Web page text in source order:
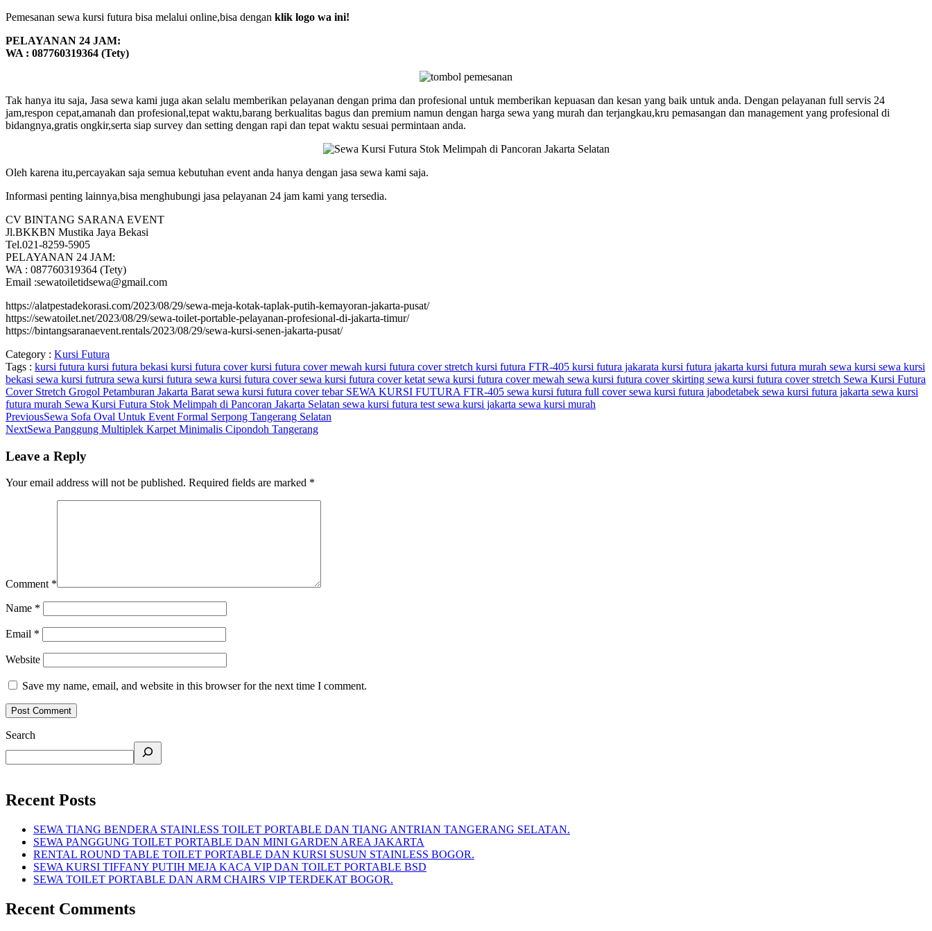
Pemesanan sewa kursi futura bisa melalui online,bisa dengan klik logo wa ini!
PELAYANAN 24 JAM:
WA : 087760319364 (Tety)
Tak hanya itu saja, Jasa sewa kami juga akan selalu memberikan pelayanan dengan prima dan profesional untuk memberikan kepuasan dan kesan yang baik untuk anda. Dengan pelayanan full servis 24
jam,respon cepat,amanah dan profesional,tepat waktu,barang berkualitas bagus dan premium namun dengan harga sewa yang murah dan terjangkau,kru pemasangan dan management yang profesional di
bidangnya,gratis ongkir,serta siap survey dan setting dengan rapi dan tepat waktu sesuai permintaan anda.
Oleh karena itu,percayakan saja semua kebutuhan event anda hanya dengan jasa sewa kami saja.
Informasi penting lainnya,bisa menghubungi jasa pelayanan 24 jam kami yang tersedia.
CV BINTANG SARANA EVENT
Jl.BKKBN Mustika Jaya Bekasi
Tel.021-8259-5905
PELAYANAN 24 JAM:
WA : 087760319364 (Tety)
Email :sewatoiletidsewa@gmail.com
https://alatpestadekorasi.com/2023/08/29/sewa-meja-kotak-taplak-putih-kemayoran-jakarta-pusat/
https://sewatoilet.net/2023/08/29/sewa-toilet-portable-pelayanan-profesional-di-jakarta-timur/
https://bintangsaranaevent.rentals/2023/08/29/sewa-kursi-senen-jakarta-pusat/
Category : Kursi Futura
Tags : kursi futura kursi futura bekasi kursi futura coverkursi futura cover mewah kursi futura cover stretch kursi futura FTR-405 kursi futura jakarata kursi futura jakarta kursi futura murah sewa kursi sewa kursi
bekasi sewa kursi futrura sewa kursi futura sewa kursi futura coversewa kursi futura cover ketat sewa kursi futura cover mewah sewa kursi futura cover skirting sewa kursi futura cover stretch Sewa Kursi Futura
Cover Stretch Grogol Petamburan Jakarta Barat sewa kursi futura cover tebar SEWA KURSI FUTURA FTR-405 sewa kursi futura full coversewa kursi futura jabodetabek sewa kursi futura jakarta sewa kursi
futura murah Sewa Kursi Futura Stok Melimpah di Pancoran Jakarta Selatan sewa kursi futura test sewa kursi jakarta sewa kursi murah
PreviousSewa Sofa Oval Untuk Event Formal Serpong Tangerang Selatan
NextSewa Panggung Multiplek Karpet Minimalis Cipondoh Tangerang
Leave a Reply
Your email address will not be published. Required fields are marked *
Comment *
Name *
Email *
Website
Save my name, email, and website in this browser for the next time I comment.
Search
Recent Posts
SEWA TIANG BENDERA STAINLESS TOILET PORTABLE DAN TIANG ANTRIAN TANGERANG SELATAN.
SEWA PANGGUNG TOILET PORTABLE DAN MINI GARDEN AREA JAKARTA
RENTAL ROUND TABLE TOILET PORTABLE DAN KURSI SUSUN STAINLESS BOGOR.
SEWA KURSI TIFFANY PUTIH MEJA KACA VIP DAN TOILET PORTABLE BSD
SEWA TOILET PORTABLE DAN ARM CHAIRS VIP TERDEKAT BOGOR.
Recent Comments